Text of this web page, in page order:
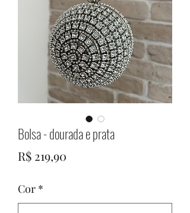
Bolsa - dourada e prata
R$ 219,90
Cor *